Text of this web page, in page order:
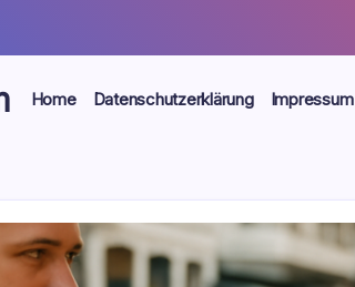
Home Datenschutzerklärung Impressum